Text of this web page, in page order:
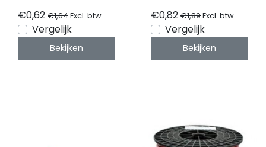
- Wit
€0,62 €1,64Excl. btw
Vergelijk
Bekijken
Wit
€0,82 €1,89Excl. btw
Vergelijk
Bekijken